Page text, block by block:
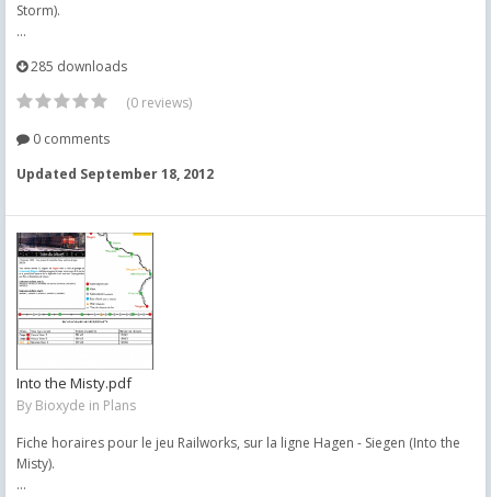
Storm).
...
285 downloads
(0 reviews)
0 comments
Updated September 18, 2012
Into the Misty.pdf
By Bioxyde in Plans
Fiche horaires pour le jeu Railworks, sur la ligne Hagen - Siegen (Into the
Misty).
...